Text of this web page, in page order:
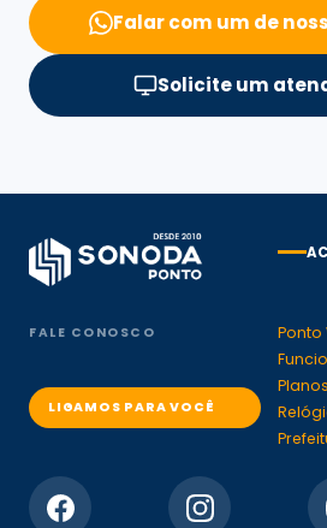
Falar com um de
Solicite um
FALE CONOSCO
LIGAMOS PARA VOCÊ
Ponto